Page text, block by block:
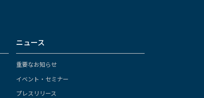
ニュース
重要なお知らせ
イベント・セミナー
プレスリリース